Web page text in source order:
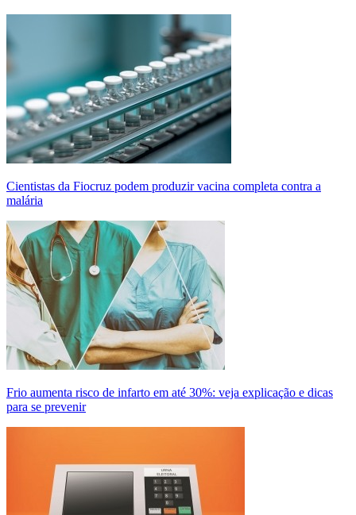
Cientistas da Fiocruz podem produzir vacina completa contra a
malária
Frio aumenta risco de infarto em até 30%: veja explicação e dicas
para se prevenir